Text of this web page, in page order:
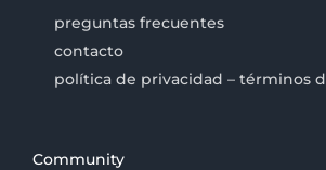
preguntas frecuentes
contacto
política de privacidad – términos
Community